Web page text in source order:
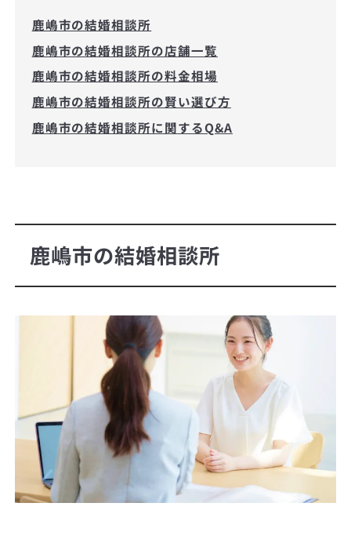
鹿嶋市の結婚相談所
鹿嶋市の結婚相談所の店舗一覧
鹿嶋市の結婚相談所の料金相場
鹿嶋市の結婚相談所の賢い選び方
鹿嶋市の結婚相談所に関するQ&A
鹿嶋市の結婚相談所